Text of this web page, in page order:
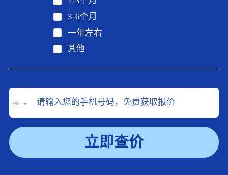
3-6个月
一年左右
其他
+86
立即查价